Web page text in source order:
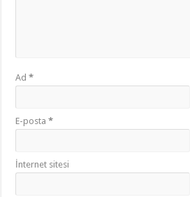
Ad*
E-posta*
İnternet sitesi